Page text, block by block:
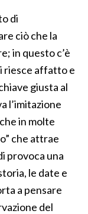
di
ciò che la
in questo c’è
riesce affatto e
giusta al
l’imitazione
in molte
che attrae
provoca una
le date e
a pensare
del